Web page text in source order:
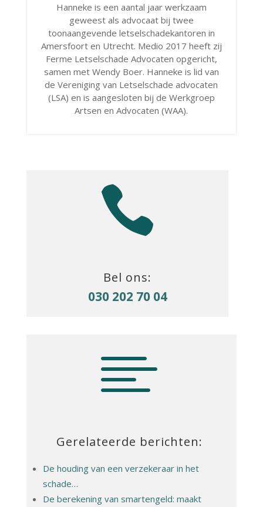
Hanneke is een aantal jaar werkzaam
geweest als advocaat bij twee
toonaangevende letselschadekantoren in
Amersfoort en Utrecht. Medio 2017 heeft zij
Ferme Letselschade Advocaten opgericht,
samen met Wendy Boer. Hanneke is lid van
de Vereniging van Letselschade advocaten
(LSA) en is aangesloten bij de Werkgroep
Artsen en Advocaten (WAA).

Bel ons:
030 202 70 04

Gerelateerde berichten:
De houding van een verzekeraar in het
schade…
De berekening van smartengeld: maakt